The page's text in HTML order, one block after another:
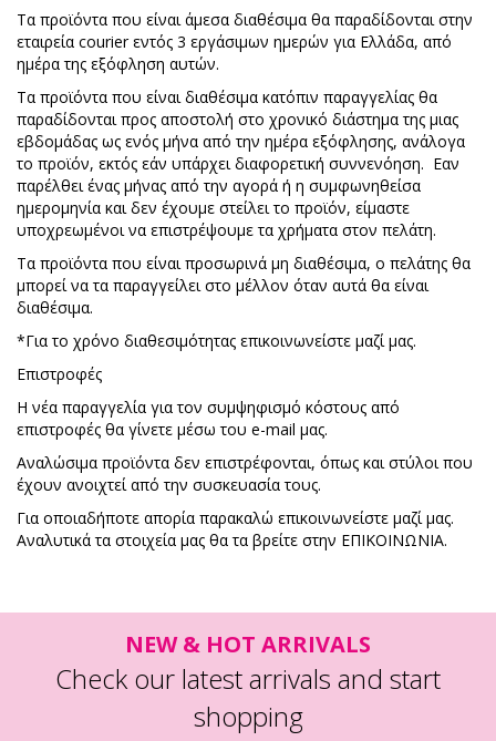
Τα προϊόντα που είναι άμεσα διαθέσιμα θα παραδίδονται στην
εταιρεία courier εντός 3 εργάσιμων ημερών για Ελλάδα, από
ημέρα της εξόφληση αυτών.
Τα προϊόντα που είναι διαθέσιμα κατόπιν παραγγελίας θα
παραδίδονται προς αποστολή στο χρονικό διάστημα της μιας
εβδομάδας ως ενός μήνα από την ημέρα εξόφλησης, ανάλογα
το προϊόν, εκτός εάν υπάρχει διαφορετική συννενόηση. Εαν
παρέλθει ένας μήνας από την αγορά ή η συμφωνηθείσα
ημερομηνία και δεν έχουμε στείλει το προϊόν, είμαστε
υποχρεωμένοι να επιστρέψουμε τα χρήματα στον πελάτη.
Τα προϊόντα που είναι προσωρινά μη διαθέσιμα, ο πελάτης θα
μπορεί να τα παραγγείλει στο μέλλον όταν αυτά θα είναι
διαθέσιμα.
*Για το χρόνο διαθεσιμότητας επικοινωνείστε μαζί μας.
Επιστροφές
Η νέα παραγγελία για τον συμψηφισμό κόστους από
επιστροφές θα γίνετε μέσω του e-mail μας.
Αναλώσιμα προϊόντα δεν επιστρέφονται, όπως και στύλοι που
έχουν ανοιχτεί από την συσκευασία τους.
Για οποιαδήποτε απορία παρακαλώ επικοινωνείστε μαζί μας.
Αναλυτικά τα στοιχεία μας θα τα βρείτε στην ΕΠΙΚΟΙΝΩΝΙΑ.
NEW & HOT ARRIVALS
Check our latest arrivals and start
shopping